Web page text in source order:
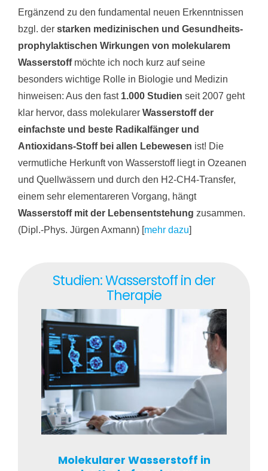
Ergänzend zu den fundamental neuen Erkenntnissen
bzgl. der starken medizinischen und Gesundheits-
prophylaktischen Wirkungen von molekularem
Wasserstoffmöchte ich noch kurz auf seine
besonders wichtige Rolle in Biologie und Medizin
hinweisen: Aus den fast 1.000 Studien seit 2007 geht
klar hervor, dass molekularer Wasserstoff der
einfachste und beste Radikalfänger und
Antioxidans-Stoff bei allen Lebewesen ist! Die
vermutliche Herkunft von Wasserstoff liegt in Ozeanen
und Quellwässern und durch den H2-CH4-Transfer,
einem sehr elementareren Vorgang, hängt
Wasserstoff mit der Lebensentstehung zusammen.
(Dipl.-Phys. Jürgen Axmann) [mehr dazu]
Studien: Wasserstoff in der
Therapie
Molekularer Wasserstoff in